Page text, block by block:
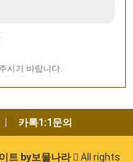
시기 바랍니다.
카톡1:1문의
트 by보물나라 All rights